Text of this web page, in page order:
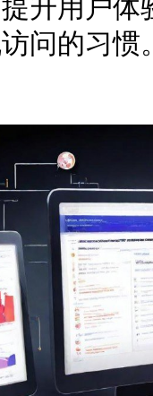
升用户
问的习惯